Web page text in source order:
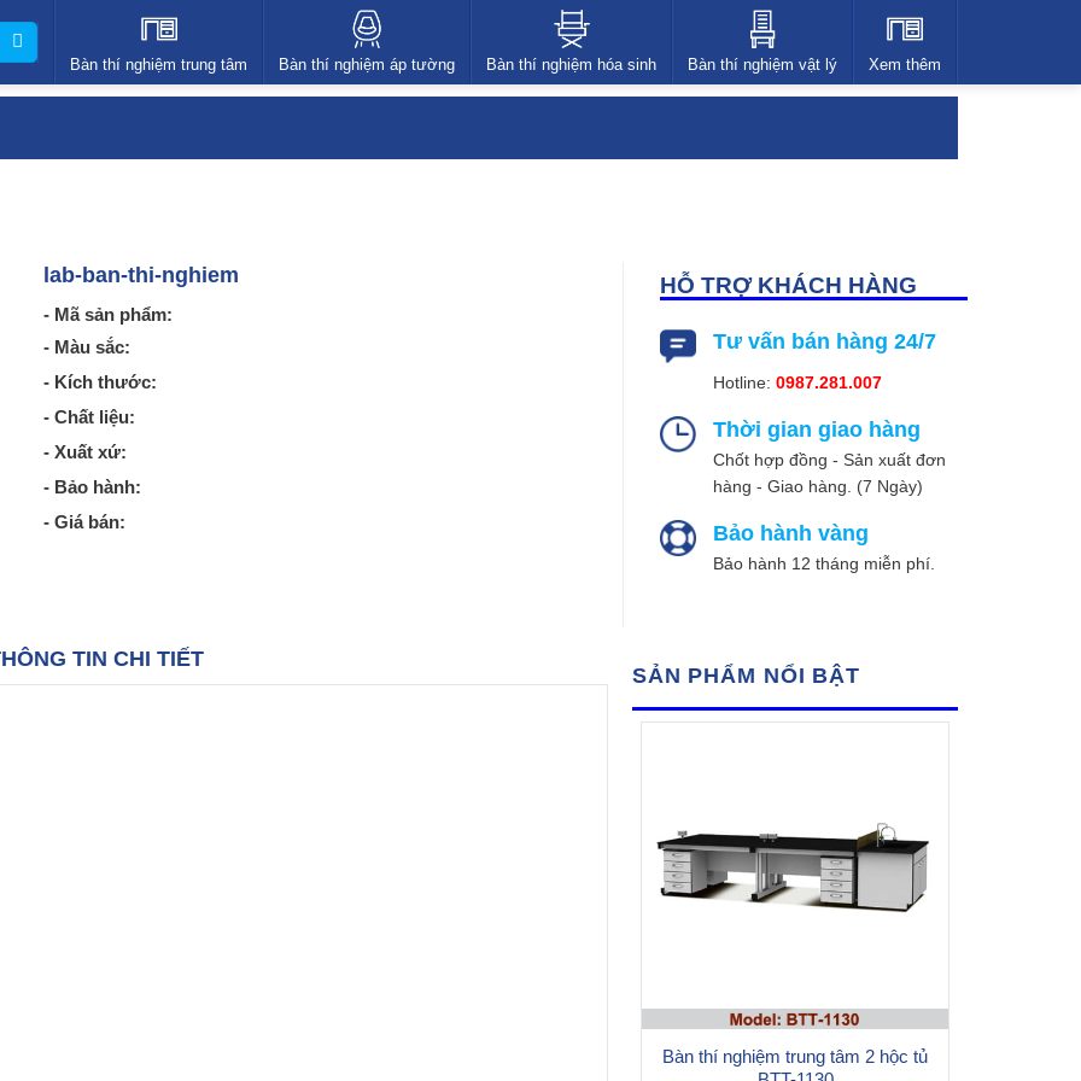
Bàn thí nghiệm trung tâm Bàn thí nghiệm áp tường Bàn thí nghiệm hóa sinh Bàn thí nghiệm vật lý Xem thêm
lab-ban-thi-nghiem
- Mã sản phẩm:
- Màu sắc:
- Kích thước:
- Chất liệu:
- Xuất xứ:
- Bảo hành:
- Giá bán:
HỖ TRỢ KHÁCH HÀNG
Tư vấn bán hàng 24/7
Hotline: 0987.281.007
Thời gian giao hàng
Chốt hợp đồng - Sản xuất đơn
hàng - Giao hàng. (7 Ngày)
Bảo hành vàng
Bảo hành 12 tháng miễn phí.
TIN CHI TIẾT
SẢN PHẨM NỔI BẬT
Bàn thí nghiệm trung tâm 2 hộc tủ